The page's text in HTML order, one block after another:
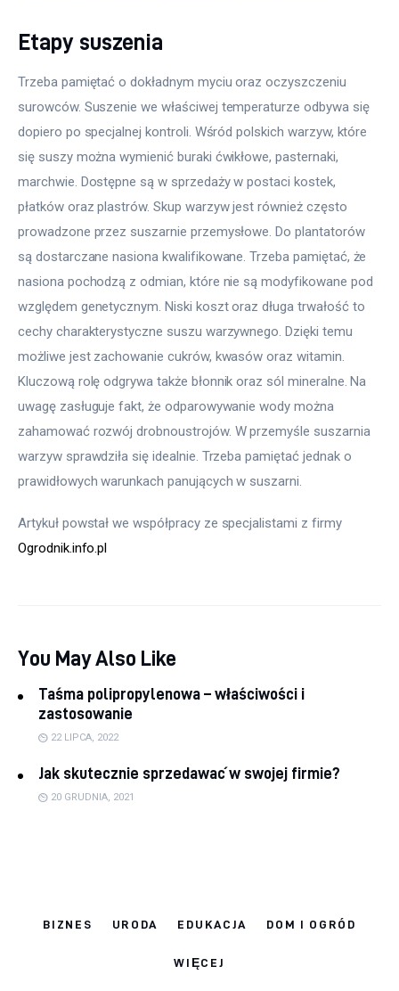
Etapy suszenia
Trzeba pamiętać o dokładnym myciu oraz oczyszczeniu
surowców. Suszenie we właściwej temperaturze odbywa się
dopiero po specjalnej kontroli. Wśród polskich warzyw, które
się suszy można wymienić buraki ćwikłowe, pasternaki,
marchwie. Dostępne są w sprzedaży w postaci kostek,
płatków oraz plastrów. Skup warzyw jest również często
prowadzone przez suszarnie przemysłowe. Do plantatorów
są dostarczane nasiona kwalifikowane. Trzeba pamiętać, że
nasiona pochodzą z odmian, które nie są modyfikowane pod
względem genetycznym. Niski koszt oraz długa trwałość to
cechy charakterystyczne suszu warzywnego. Dzięki temu
możliwe jest zachowanie cukrów, kwasów oraz witamin.
Kluczową rolę odgrywa także błonnik oraz sól mineralne. Na
uwagę zasługuje fakt, że odparowywanie wody można
zahamować rozwój drobnoustrojów. W przemyśle suszarnia
warzyw sprawdziła się idealnie. Trzeba pamiętać jednak o
prawidłowych warunkach panujących w suszarni.
Artykuł powstał we współpracy ze specjalistami z firmy
Ogrodnik.info.pl
You May Also Like
Taśma polipropylenowa – właściwości i
zastosowanie
22 LIPCA, 2022
Jak skutecznie sprzedawać w swojej firmie?
20 GRUDNIA, 2021
BIZNES URODA EDUKACJA DOM I OGRÓD
WIĘCEJ